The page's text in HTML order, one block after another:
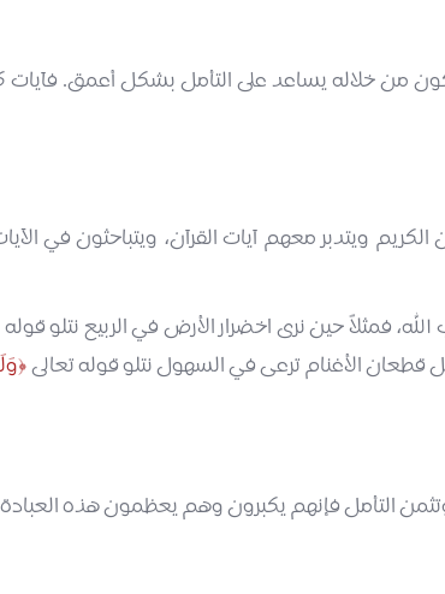
من خلاله يساعد على التأمل بشكل أعمق.
الكريم ويتدبر معهم آيات القرآن، ويتباحثون في
فمثلاً حين نرى اخضرار الأرض في الربيع نتلو قوله
التأمل فإنهم يكبرون وهم يعظمون هذه